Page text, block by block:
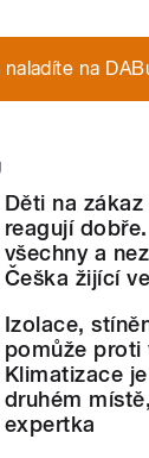
naladíte na
Děti na
reagují
všechny a
Češka žijící
Izolace,
pomůže proti
Klimatizace
druhém
expertka